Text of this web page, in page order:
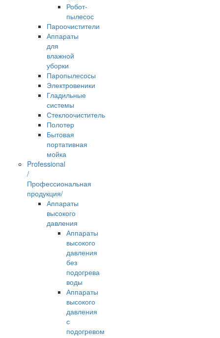
Робот-
пылесос
Пароочистители
Аппараты
для
влажной
уборки
Паропылесосы
Электровеники
Гладильные
системы
Стеклоочиститель
Полотер
Бытовая
портативная
мойка
Professional
/
Профессиональная
продукция/
Аппараты
высокого
давления
Аппараты
высокого
давления
без
подогрева
воды
Аппараты
высокого
давления
с
подогревом